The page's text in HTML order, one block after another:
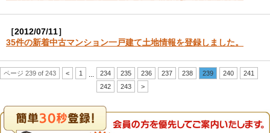
［2012/07/11］
35件の新着中古マンション一戸建て土地情報を登録しました。
ページ 239 of 243 < 1 234 235 236 237 238 239 240
241
242
243 >